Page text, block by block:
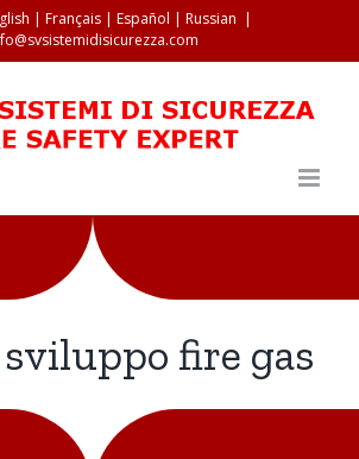
| Français| Español | Russian |
sviluppo fire gas